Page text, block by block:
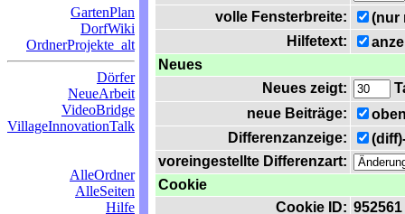
GartenPlan
DorfWiki
OrdnerProjekte_alt
Dörfer
NeueArbeit
VideoBridge
VillageInnovationTalk
AlleOrdner
AlleSeiten
Hilfe
volle Fensterbreite:
(nur
Hilfetext:
Neues
Neues zeigt:
neue Beiträge:
Differenzanzeige:
voreingestellte Differenzart:
Cookie
Cookie ID: 952561